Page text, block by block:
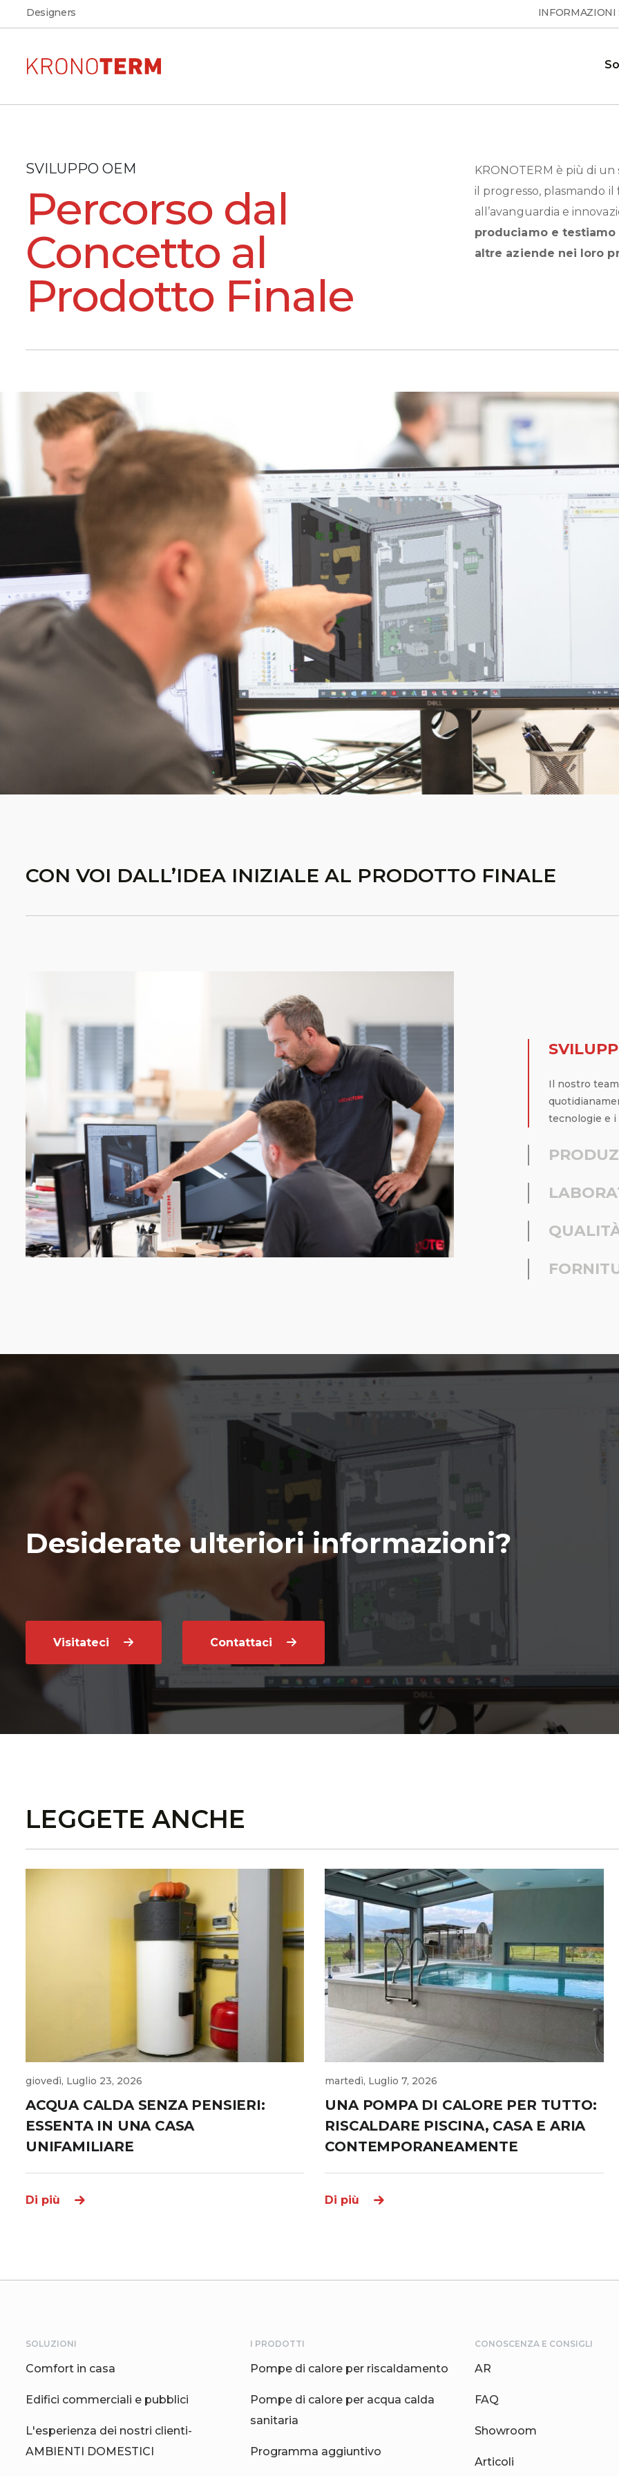
Acqua calda
Una casa calda
Mappa delle pompe di calore
L'esperienza dei nostri clienti
Riscaldamento dell’acqua sanitaria
Riscaldamento e raffreddamento dei
locali commerciali
Recupero del calore residuo
Personalizzato
Mappa delle pompe di calore
L'esperienza dei nostri clienti
riscaldamento
ADAPT 2
ETERA
Risposte alle domande frequenti
Scarica la documentazione sui
prodotti KRONOTERM
Showroom
Il nostro showroom dove è
INFORMAZIONI
Designers
SVILUPPO OEM
Percorso dal
Concetto al
Prodotto Finale
KRONOTERM è più di
il progresso, plasmando
all’avanguardia e
produciamo e
altre aziende nei loro
CON VOI DALL’IDEA INIZIALE AL PRODOTTO FINALE
Il nostro
tecnologie e
Desiderate ulteriori informazioni?
Visitateci Contattaci
LEGGETE ANCHE
giovedì, Luglio 23, 2026
ACQUA CALDA SENZA PENSIERI:
ESSENTA IN UNA CASA
UNIFAMILIARE
Di più
martedì, Luglio 7, 2026
UNA POMPA DI CALORE PER TUTTO:
RISCALDARE PISCINA, CASA E ARIA
CONTEMPORANEAMENTE
Di più
SOLUZIONI
Comfort in casa
Edifici commerciali e pubblici
L'esperienza dei nostri clienti-
AMBIENTI DOMESTICI
I PRODOTTI
Pompe di calore per riscaldamento
Pompe di calore per acqua calda
sanitaria
Programma aggiuntivo
CONOSCENZA E CONSIGLI
AR
FAQ
Showroom
Articoli